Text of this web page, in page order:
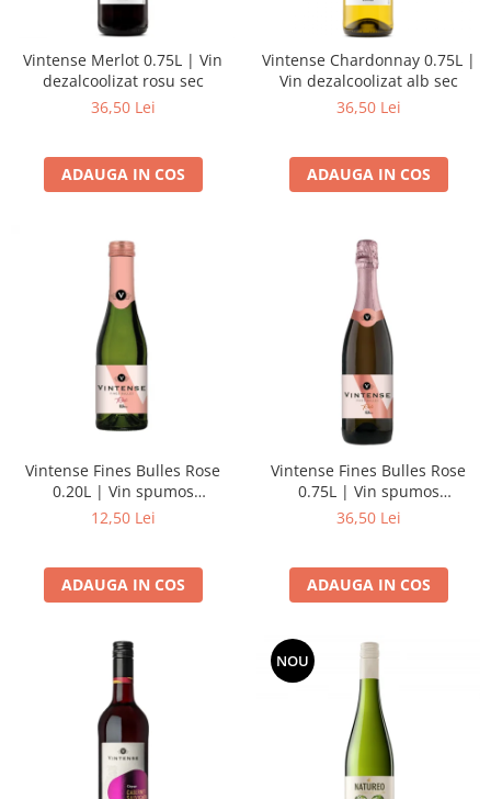
Vintense Merlot 0.75L | Vin
dezalcoolizat rosu sec
36,50 Lei
ADAUGA IN COS
Vintense Chardonnay 0.75L |
Vin dezalcoolizat alb sec
36,50 Lei
ADAUGA IN COS
Vintense Fines Bulles Rose
0.20L | Vin spumos
dezalcoolizat roze
12,50 Lei
ADAUGA IN COS
Vintense Fines Bulles Rose
0.75L | Vin spumos
dezalcoolizat roze demisec
36,50 Lei
ADAUGA IN COS
NOU